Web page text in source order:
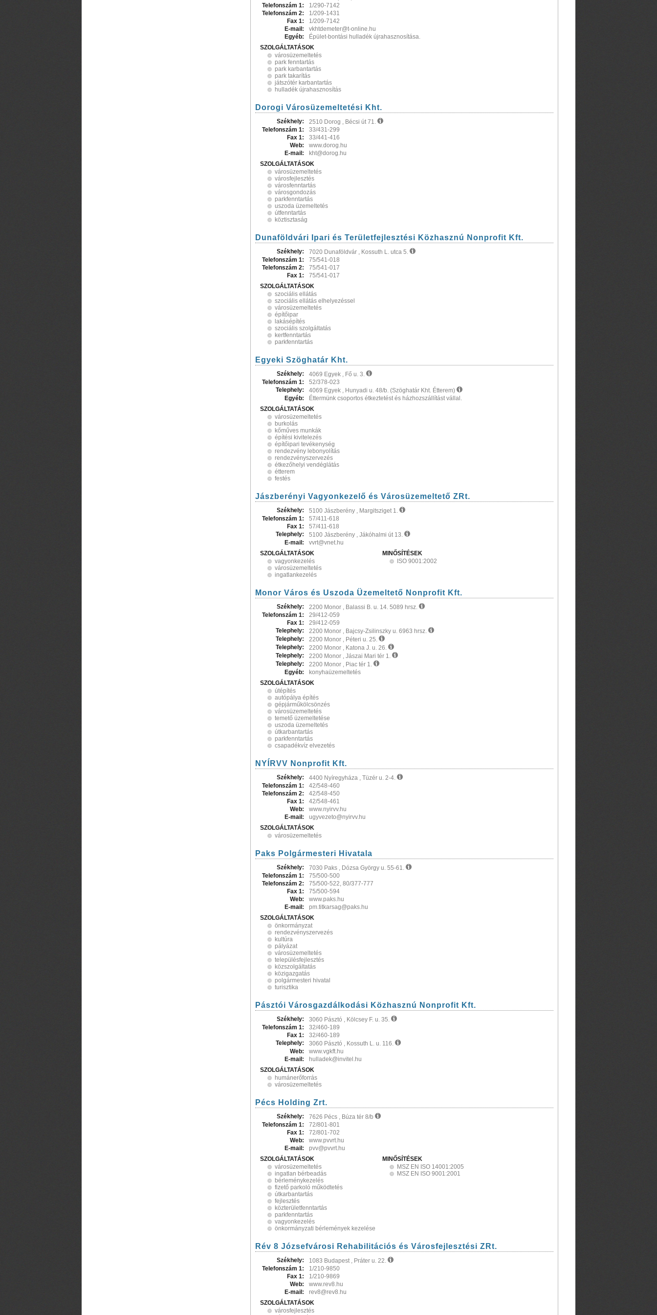
Telefonszám 1:
1/290-7142
Telefonszám 2:
1/209-1431
Fax 1:
1/209-7142
E-mail:
vkhtdemeter@t-online.hu
Egyéb:
Épület-bontási hulladék újrahasznosítása.
SZOLGÁLTATÁSOK
városüzemeltetés
park fenntartás
park karbantartás
park takarítás
játszótér karbantartás
hulladék újrahasznosítás
Dorogi Városüzemeltetési Kht.
Székhely:
2510 Dorog , Bécsi út 71.
Telefonszám 1:
33/431-299
Fax 1:
33/441-416
Web:
www.dorog.hu
E-mail:
kht@dorog.hu
SZOLGÁLTATÁSOK
városüzemeltetés
városfejlesztés
városfenntartás
városgondozás
parkfenntartás
uszoda üzemeltetés
útfenntartás
köztisztaság
Dunaföldvári Ipari és Területfejlesztési Közhasznú Nonprofit Kft.
Székhely:
7020 Dunaföldvár , Kossuth L. utca 5.
Telefonszám 1:
75/541-018
Telefonszám 2:
75/541-017
Fax 1:
75/541-017
SZOLGÁLTATÁSOK
szociális ellátás
szociális ellátás elhelyezéssel
városüzemeltetés
építőipar
lakásépítés
szociális szolgáltatás
kertfenntartás
parkfenntartás
Egyeki Szöghatár Kht.
Székhely:
4069 Egyek , Fő u. 3.
Telefonszám 1:
52/378-023
Telephely:
4069 Egyek , Hunyadi u. 48/b. (Szöghatár Kht. Étterem)
Egyéb:
Éttermünk csoportos étkeztetést és házhozszállítást vállal.
SZOLGÁLTATÁSOK
városüzemeltetés
burkolás
kőműves munkák
építési kivitelezés
építőipari tevékenység
rendezvény lebonyolítás
rendezvényszervezés
étkezőhelyi vendéglátás
étterem
festés
Jászberényi Vagyonkezelő és Városüzemeltető ZRt.
Székhely:
5100 Jászberény , Margitsziget 1.
Telefonszám 1:
57/411-618
Fax 1:
57/411-618
Telephely:
5100 Jászberény , Jákóhalmi út 13.
E-mail:
vvrt@vnet.hu
SZOLGÁLTATÁSOK
vagyonkezelés
városüzemeltetés
ingatlankezelés
MINŐSÍTÉSEK
ISO 9001:2002
Monor Város és Uszoda Üzemeltető Nonprofit Kft.
Székhely:
2200 Monor , Balassi B. u. 14. 5089 hrsz.
Telefonszám 1:
29/412-059
Fax 1:
29/412-059
Telephely:
2200 Monor , Bajcsy-Zsilinszky u. 6963 hrsz.
Telephely:
2200 Monor , Péteri u. 25.
Telephely:
2200 Monor , Katona J. u. 26.
Telephely:
2200 Monor , Jászai Mari tér 1.
Telephely:
2200 Monor , Piac tér 1.
Egyéb:
konyhaüzemeltetés
SZOLGÁLTATÁSOK
útépítés
autópálya építés
gépjárműkölcsönzés
városüzemeltetés
temető üzemeltetése
uszoda üzemeltetés
útkarbantartás
parkfenntartás
csapadékvíz elvezetés
NYÍRVV Nonprofit Kft.
Székhely:
4400 Nyíregyháza , Tüzér u. 2-4.
Telefonszám 1:
42/548-460
Telefonszám 2:
42/548-450
Fax 1:
42/548-461
Web:
www.nyirvv.hu
E-mail:
ugyvezeto@nyirvv.hu
SZOLGÁLTATÁSOK
városüzemeltetés
Paks Polgármesteri Hivatala
Székhely:
7030 Paks , Dózsa György u. 55-61.
Telefonszám 1:
75/500-500
Telefonszám 2:
75/500-522, 80/377-777
Fax 1:
75/500-594
Web:
www.paks.hu
E-mail:
pm.titkarsag@paks.hu
SZOLGÁLTATÁSOK
önkormányzat
rendezvényszervezés
kultúra
pályázat
városüzemeltetés
településfejlesztés
közszolgáltatás
közigazgatás
polgármesteri hivatal
turisztika
Pásztói Városgazdálkodási Közhasznú Nonprofit Kft.
Székhely:
3060 Pásztó , Kölcsey F. u. 35.
Telefonszám 1:
32/460-189
Fax 1:
32/460-189
Telephely:
3060 Pásztó , Kossuth L. u. 116.
Web:
www.vgkft.hu
E-mail:
hulladek@invitel.hu
SZOLGÁLTATÁSOK
humánerőforrás
városüzemeltetés
Pécs Holding Zrt.
Székhely:
7626 Pécs , Búza tér 8/b
Telefonszám 1:
72/801-801
Fax 1:
72/801-702
Web:
www.pvvrt.hu
E-mail:
pvv@pvvrt.hu
SZOLGÁLTATÁSOK
városüzemeltetés
ingatlan bérbeadás
bérleménykezelés
fizető parkoló működtetés
útkarbantartás
fejlesztés
közterületfenntartás
parkfenntartás
vagyonkezelés
önkormányzati bérlemények kezelése
MINŐSÍTÉSEK
MSZ EN ISO 14001:2005
MSZ EN ISO 9001:2001
Rév 8 Józsefvárosi Rehabilitációs és Városfejlesztési ZRt.
Székhely:
1083 Budapest , Práter u. 22.
Telefonszám 1:
1/210-9850
Fax 1:
1/210-9869
Web:
www.rev8.hu
E-mail:
rev8@rev8.hu
SZOLGÁLTATÁSOK
városfejlesztés